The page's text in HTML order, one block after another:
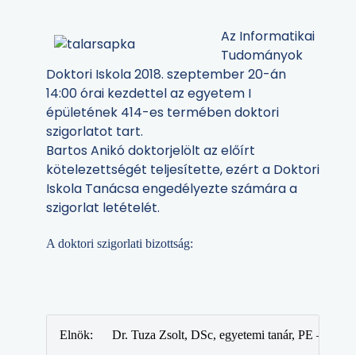
Az Informatikai
Tudományok
Doktori Iskola 2018. szeptember 20-án
14:00 órai kezdettel az egyetem I
épületének 414-es termében doktori
szigorlatot tart.
Bartos Anikó doktorjelölt az előírt
kötelezettségét teljesítette, ezért a Doktori
Iskola Tanácsa engedélyezte számára a
szigorlat letételét.
A doktori szigorlati bizottság:
Elnök:      Dr. Tuza Zsolt, DSc, egyetemi tanár, PE – a